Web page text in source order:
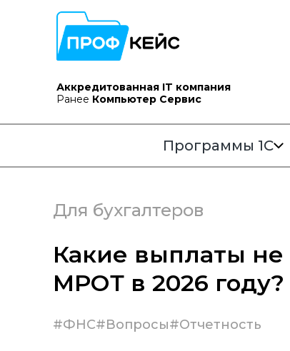
Аккредитованная IT компания
Ранее Компьютер Сервис
Программы 1С
Для бухгалтеров
Какие выплаты не
МРОТ в 2026 году?
#ФНС#Вопросы#Отчетность